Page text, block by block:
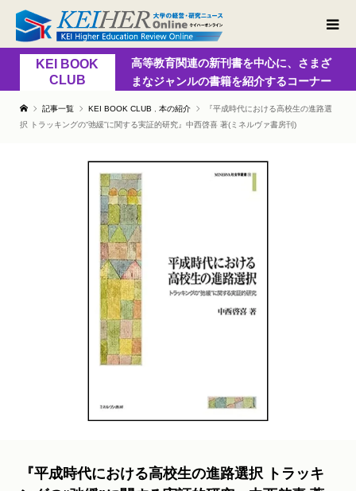
KEI BOOK
CLUB
高等教育関連の新刊書を中心に、さまざ
まなジャンルの書籍を紹介するコーナー
記事一覧 KEI BOOK CLUB 本の紹介
『平成時代における高校生の進路選
択 トラッキングの“弛緩”に関する実証的研究』中西啓喜 著(ミネルヴァ書房刊)
『平成時代における高校生の進路選択 トラッキ